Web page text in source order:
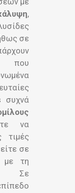
,
σε
που
συχνά
να
τιμές
σε
με τη
Σε